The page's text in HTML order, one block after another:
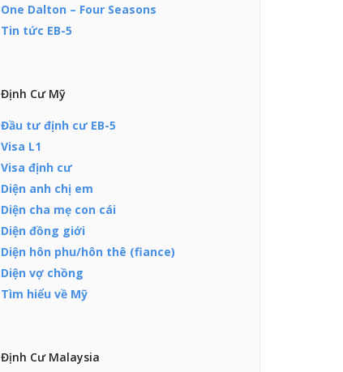
One Dalton – Four Seasons
Tin tức EB-5
Định Cư Mỹ
Đầu tư định cư EB-5
Visa L1
Visa định cư
Diện anh chị em
Diện cha mẹ con cái
Diện đồng giới
Diện hôn phu/hôn thê (fiance)
Diện vợ chồng
Tìm hiểu về Mỹ
Định Cư Malaysia